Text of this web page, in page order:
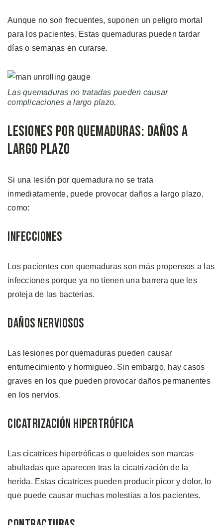
Aunque no son frecuentes, suponen un peligro mortal
para los pacientes. Estas quemaduras pueden tardar
días o semanas en curarse.
Las quemaduras no tratadas pueden causar
complicaciones a largo plazo.
Lesiones por Quemaduras: Daños a
Largo Plazo
Si una lesión por quemadura no se trata
inmediatamente, puede provocar daños a largo plazo,
como:
Infecciones
Los pacientes con quemaduras son más propensos a las
infecciones porque ya no tienen una barrera que les
proteja de las bacterias.
Daños Nerviosos
Las lesiones por quemaduras pueden causar
entumecimiento y hormigueo. Sin embargo, hay casos
graves en los que pueden provocar daños permanentes
en los nervios.
Cicatrización Hipertrófica
Las cicatrices hipertróficas o queloides son marcas
abultadas que aparecen tras la cicatrización de la
herida. Estas cicatrices pueden producir picor y dolor, lo
que puede causar muchas molestias a los pacientes.